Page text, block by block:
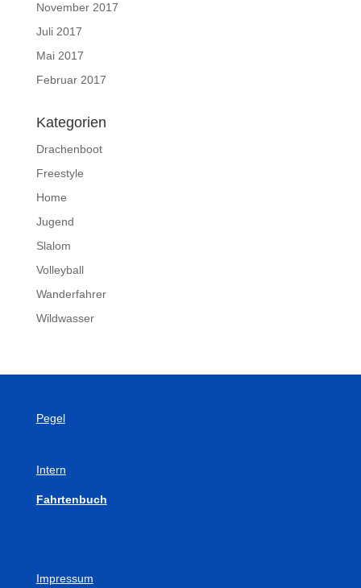
November 2017
Juli 2017
Mai 2017
Februar 2017
Kategorien
Drachenboot
Freestyle
Home
Jugend
Slalom
Volleyball
Wanderfahrer
Wildwasser
Pegel
Intern
Fahrtenbuch
Impressum